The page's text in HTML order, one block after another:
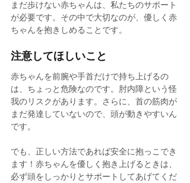
まだ歩けない赤ちゃんは、私たちのサポート
が必要です。その中で大切なのが、優しく赤
ちゃんを抱きしめることです。
注意してほしいこと
赤ちゃんを前腕や手首だけで持ち上げるの
は、ちょっと危険なのです。肘内障という怪
我のリスクがあります。さらに、首の筋肉が
まだ発達していないので、頭が動きやすいん
です。
でも、正しい方法であれば安全に抱っこでき
ます！赤ちゃんを優しく抱き上げるときは、
必ず頭をしっかりとサポートしてあげてくだ